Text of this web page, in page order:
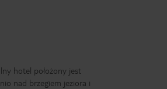
hotel położony jest
nad brzegiem jeziora i